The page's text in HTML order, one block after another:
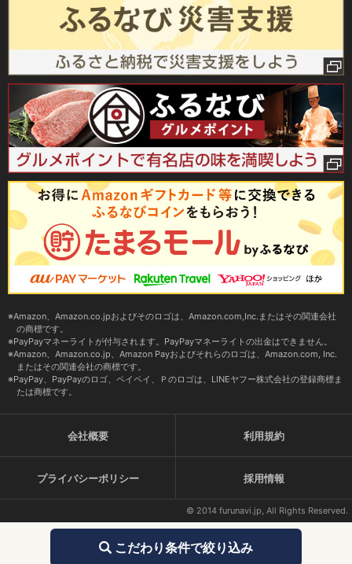
こだわり条件で絞り込み
Amazon、Amazon.co.jpおよびそのロゴは、Amazon.com,Inc.またはその関連会社
の商標です。
PayPayマネーライトが付与されます。PayPayマネーライトの出金はできません。
Amazon、Amazon.co.jp、Amazon Payおよびそれらのロゴは、Amazon.com, Inc.
またはその関連会社の商標です。
PayPay、PayPayのロゴ、ペイペイ、Ｐのロゴは、LINEヤフー株式会社の登録商標ま
たは商標です。
会社概要 利用規約
プライバシーポリシー 採用情報
© 2014 furunavi.jp, All Rights Reserved.